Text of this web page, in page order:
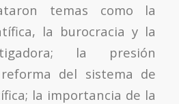
temas como la
la burocracia y la
la presión
del sistema de
la importancia de la